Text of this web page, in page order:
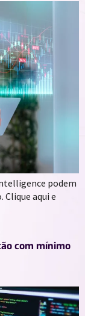
podem
Clique aqui e
com mínimo